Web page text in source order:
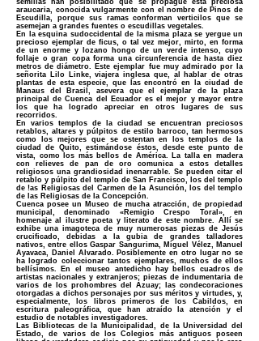
semillas han posibilitado que se propague esta preciosa
araucaria, conocida vulgarmente con el nombre de Pinos de
Escudilla, porque sus ramas conforman verticilos que se
asemejan a grandes fuentes o escudillas vegetales.
En la esquina sudoccidental de la misma plaza se yergue un
precioso ejemplar de ficus, o tal vez mejor, mirto, en forma
de un enorme y lozano hongo de un verde intenso, cuyo
follaje o gran copa forma una circunferencia de hasta diez
metros de diámetro. Este ejemplar fue muy admirado por la
señorita Lilo Linke, viajera inglesa que, al hablar de otras
plantas de esta especie, que las encontró en la ciudad de
Manaus del Brasil, asevera que el ejemplar de la plaza
principal de Cuenca del Ecuador es el mejor y mayor entre
los que ha logrado apreciar en otros lugares de sus
recorridos.
En varios templos de la ciudad se encuentran preciosos
retablos, altares y púlpitos de estilo barroco, tan hermosos
como los mejores que se ostentan en los templos de la
ciudad de Quito, estimándose éstos, desde este punto de
vista, como los más bellos de América. La talla en madera
con relieves de pan de oro comunica a estos detalles
religiosos una grandiosidad inenarrable. Se pueden citar el
retablo y púlpito del templo de San Francisco, los del templo
de !as Religiosas del Carmen de la Asunción, los del templo
de las Religiosas de la Concepción.
Cuenca posee un Museo de mucha atracción, de propiedad
municipal, denominado «Remigio Crespo Toral», en
homenaje al ilustre poeta y literato de este nombre. Allí se
exhibe una imagoteca de muy numerosas piezas de Jesús
crucificado, debidas a la gubia de grandes talladores
nativos, entre ellos Gaspar Sangurima, Miguel Vélez, Manuel
Ayavaca, Daniel Alvarado. Posiblemente en otro lugar no se
ha logrado coleccionar tantos ejemplares, muchos de ellos
bellísimos. En el museo antedicho hay bellos cuadros de
artistas nacionales y extranjeros; piezas de indumentaria de
varios de los prohombres del Azuay; las condecoraciones
otorgadas a dichos personajes por sus méritos y virtudes, y,
especialmente, los libros primeros de los Cabildos, en
escritura paleográfica, que han atraído la atención y el
estudio de notables investigadores.
Las Bibliotecas de la Municipalidad, de la Universidad del
Estado, de varios de los Colegios más antiguos poseen